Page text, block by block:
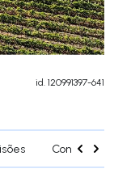
id. 120991397-641
Contactar